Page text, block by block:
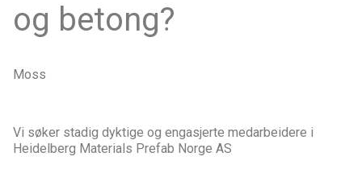
og betong?
Moss
Vi søker stadig dyktige og engasjerte medarbeidere i
Heidelberg Materials Prefab Norge AS